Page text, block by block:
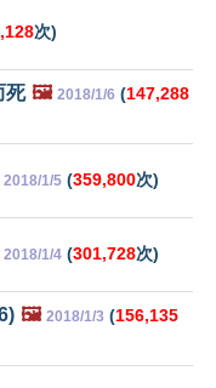
次)
死 🖼️ 2018/1/6 (147,288
2018/1/5 (359,800次)
2018/1/4 (301,728次)
🖼️ 2018/1/3 (156,135